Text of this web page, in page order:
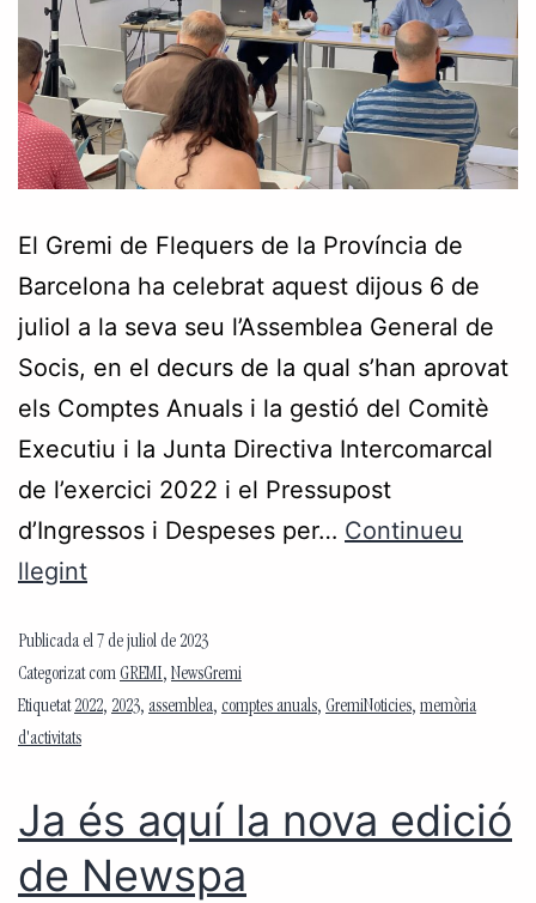
El Gremi de Flequers de la Província de
Barcelona ha celebrat aquest dijous 6 de
juliol a la seva seu l’Assemblea General de
Socis, en el decurs de la qual s’han aprovat
els Comptes Anuals i la gestió del Comitè
Executiu i la Junta Directiva Intercomarcal
de l’exercici 2022 i el Pressupost
d’Ingressos i Despeses per… Continueu
llegint
Publicada el 7 de juliol de 2023
Categorizat com GREMI, NewsGremi
Etiquetat2022, 2023, assemblea, comptes anuals, GremiNoticies, memòria
d'activitats
Ja és aquí la nova edició
de Newspa